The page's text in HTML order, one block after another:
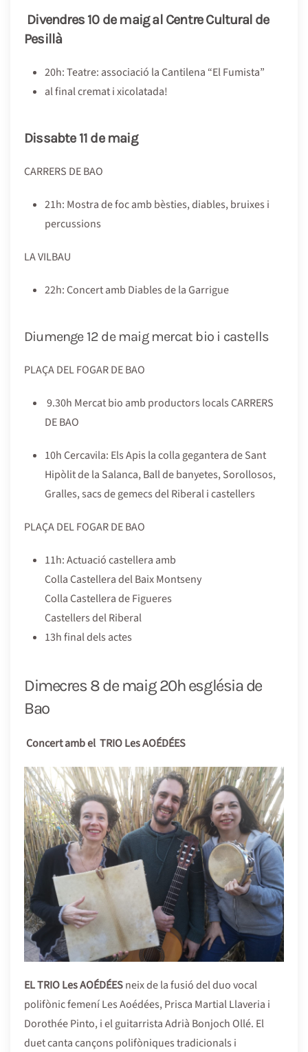
Divendres 10 de maig al Centre Cultural de
Pesillà
20h: Teatre: associació la Cantilena “El Fumista”
al final cremat i xicolatada!
Dissabte 11 de maig
CARRERS DE BAO
21h: Mostra de foc amb bèsties, diables, bruixes i
percussions
LA VILBAU
22h: Concert amb Diables de la Garrigue
Diumenge 12 de maig mercat bio i castells
PLAÇA DEL FOGAR DE BAO
9.30h Mercat bio amb productors locals CARRERS
DE BAO
10h Cercavila: Els Apis la colla gegantera de Sant
Hipòlit de la Salanca, Ball de banyetes, Sorollosos,
Gralles, sacs de gemecs del Riberal i castellers
PLAÇA DEL FOGAR DE BAO
11h: Actuació castellera amb
Colla Castellera del Baix Montseny
Colla Castellera de Figueres
Castellers del Riberal
13h final dels actes
Dimecres 8 de maig 20h església de
Bao
Concert amb el TRIO Les AOÉDÉES
EL TRIO Les AOÉDÉESneix de la fusió del duo vocal
polifònic femení Les Aoédées, Prisca Martial Llaveria i
Dorothée Pinto, i el guitarrista Adrià Bonjoch Ollé. El
duet canta cançons polifòniques tradicionals i